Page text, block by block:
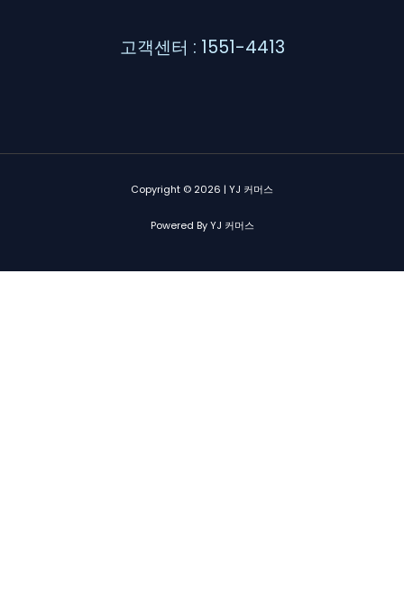
고객센터 : 1551-4413
Copyright © 2026 | YJ 커머스
Powered By YJ 커머스